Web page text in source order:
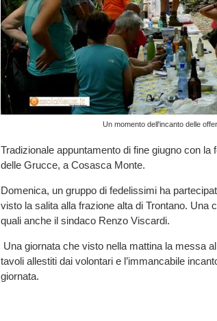
Un momento dell'incanto delle
Tradizionale appuntamento di fine giugno con la
delle Grucce, a Cosasca Monte.
Domenica, un gruppo di fedelissimi ha
visto la salita alla frazione alta di Trontano. Una
quali anche il sindaco Renzo Viscardi.
Una giornata che visto nella mattina la messa
tavoli allestiti dai volontari e l’immancabile
giornata.